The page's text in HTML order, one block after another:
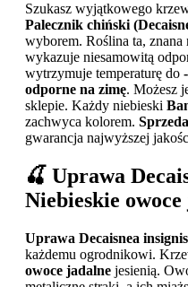
Szukasz wyjątkowego
Palecznik chiński
wyborem. Roślina ta,
wykazuje niesamowitą
wytrzymuje temperaturę do
odporne na zimę. Możesz
sklepie. Każdy niebieski
zachwyca kolorem.
gwarancja najwyższej
🍒 Uprawa
Niebieskie
Uprawa Decaisnea insignis
każdemu ogrodnikowi.
owoce jadalne jesienią.